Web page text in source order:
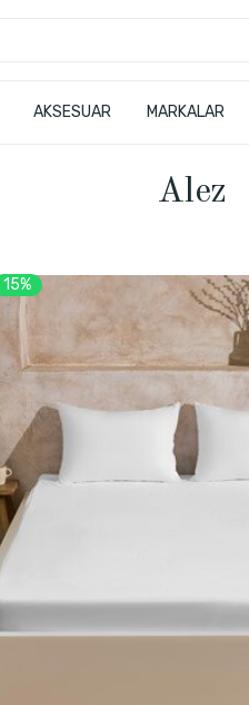
AKSESUAR MARKALAR
Alez
15%